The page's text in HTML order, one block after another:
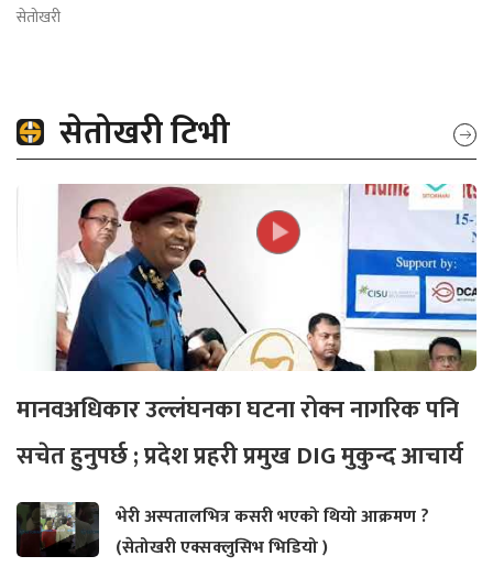
सेतोखरी
सेतोखरी टिभी
मानवअधिकार उल्लंघनका घटना रोक्न नागरिक पनि
सचेत हुनुपर्छ ; प्रदेश प्रहरी प्रमुख DIG मुकुन्द आचार्य
भेरी अस्पतालभित्र कसरी भएको थियो आक्रमण ?
(सेतोखरी एक्सक्लुसिभ भिडियो )